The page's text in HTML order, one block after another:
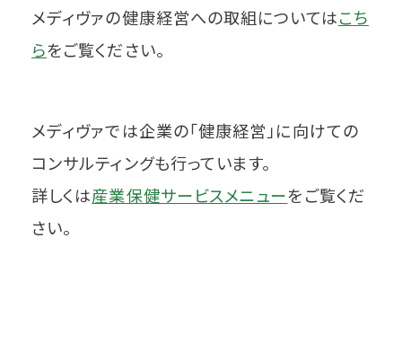
メディヴァの健康経営への取組についてはこち
らをご覧ください。
メディヴァでは企業の「健康経営」に向けての
コンサルティングも行っています。
詳しくは産業保健サービスメニューをご覧くだ
さい。